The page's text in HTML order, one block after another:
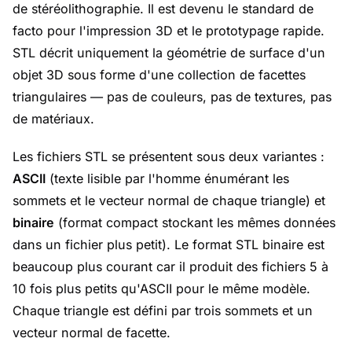
de stéréolithographie. Il est devenu le standard de
facto pour l'impression 3D et le prototypage rapide.
STL décrit uniquement la géométrie de surface d'un
objet 3D sous forme d'une collection de facettes
triangulaires — pas de couleurs, pas de textures, pas
de matériaux.
Les fichiers STL se présentent sous deux variantes :
ASCII (texte lisible par l'homme énumérant les
sommets et le vecteur normal de chaque triangle) et
binaire (format compact stockant les mêmes données
dans un fichier plus petit). Le format STL binaire est
beaucoup plus courant car il produit des fichiers 5 à
10 fois plus petits qu'ASCII pour le même modèle.
Chaque triangle est défini par trois sommets et un
vecteur normal de facette.